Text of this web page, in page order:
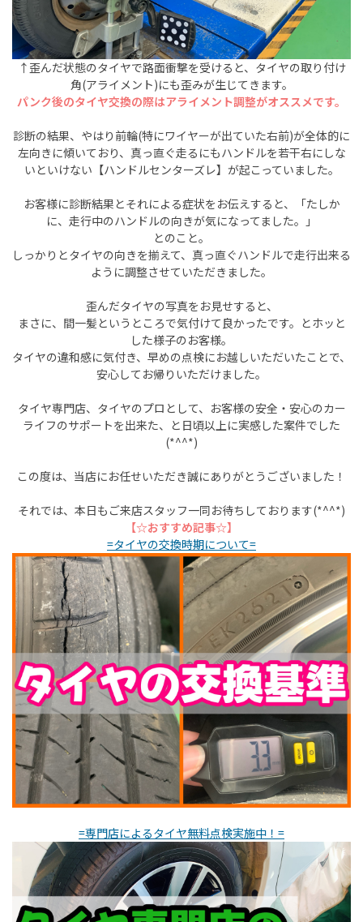
↑歪んだ状態のタイヤで路面衝撃を受けると、タイヤの取り付け
角(アライメント)にも歪みが生じてきます。
パンク後のタイヤ交換の際はアライメント調整がオススメです。
診断の結果、やはり前輪(特にワイヤーが出ていた右前)が全体的に
左向きに傾いており、真っ直ぐ走るにもハンドルを若干右にしな
いといけない【ハンドルセンターズレ】が起こっていました。
お客様に診断結果とそれによる症状をお伝えすると、「たしか
に、走行中のハンドルの向きが気になってました。」
とのこと。
しっかりとタイヤの向きを揃えて、真っ直ぐハンドルで走行出来る
ように調整させていただきました。
歪んだタイヤの写真をお見せすると、
まさに、間一髪というところで気付けて良かったです。とホッと
した様子のお客様。
タイヤの違和感に気付き、早めの点検にお越しいただいたことで、
安心してお帰りいただけました。
タイヤ専門店、タイヤのプロとして、お客様の安全・安心のカー
ライフのサポートを出来た、と日頃以上に実感した案件でした
(*^^*)
この度は、当店にお任せいただき誠にありがとうございました！
それでは、本日もご来店スタッフ一同お待ちしております(*^^*)
【☆おすすめ記事☆】
=タイヤの交換時期について=
=専門店によるタイヤ無料点検実施中！=